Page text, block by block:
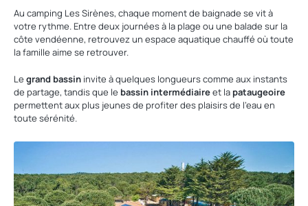
Au camping Les Sirènes, chaque moment de baignade se vit à
votre rythme. Entre deux journées à la plage ou une balade sur la
côte vendéenne, retrouvez un espace aquatique chauffé où toute
la famille aime se retrouver.
Le grand bassin invite à quelques longueurs comme aux instants
de partage, tandis que le bassin intermédiaireet la pataugeoire
permettent aux plus jeunes de profiter des plaisirs de l'eau en
toute sérénité.